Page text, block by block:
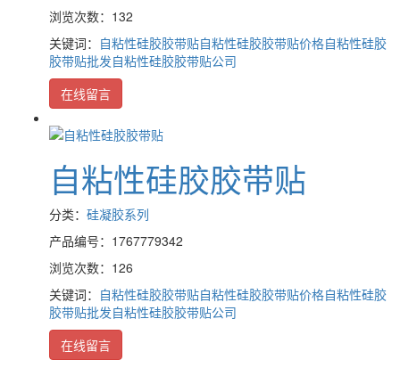
浏览次数：132
关键词： 自粘性硅胶胶带贴自粘性硅胶胶带贴价格自粘性硅胶
胶带贴批发自粘性硅胶胶带贴公司
在线留言
自粘性硅胶胶带贴
分类： 硅凝胶系列
产品编号：1767779342
浏览次数：126
关键词： 自粘性硅胶胶带贴自粘性硅胶胶带贴价格自粘性硅胶
胶带贴批发自粘性硅胶胶带贴公司
在线留言